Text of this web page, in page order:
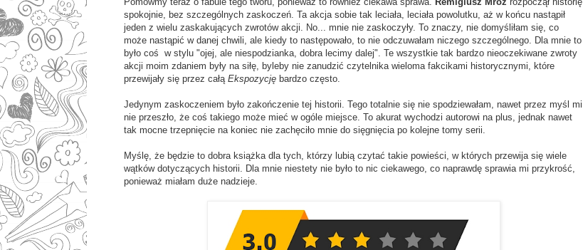
spokojnie, bez szczególnych zaskoczeń. Ta akcja sobie tak leciała, leciała powolutku, aż w końcu nastąpił
jeden z wielu zaskakujących zwrotów akcji. No... mnie nie zaskoczyły. To znaczy, nie domyśliłam się, co
może nastąpić w danej chwili, ale kiedy to następowało, to nie odczuwałam niczego szczególnego. Dla mnie to
było coś w stylu "ojej, ale niespodzianka, dobra lecimy dalej". Te wszystkie tak bardzo nieoczekiwane zwroty
akcji moim zdaniem były na siłę, byleby nie zanudzić czytelnika wieloma fakcikami historycznymi, które
przewijały się przez całą Ekspozycję bardzo często.
Jedynym zaskoczeniem było zakończenie tej historii. Tego totalnie się nie spodziewałam, nawet przez myśl mi
nie przeszło, że coś takiego może mieć w ogóle miejsce. To akurat wychodzi autorowi na plus, jednak nawet
tak mocne trzepnięcie na koniec nie zachęciło mnie do sięgnięcia po kolejne tomy serii.
Myślę, że będzie to dobra książka dla tych, którzy lubią czytać takie powieści, w których przewija się wiele
wątków dotyczących historii. Dla mnie niestety nie było to nic ciekawego, co naprawdę sprawia mi przykrość,
ponieważ miałam duże nadzieje.